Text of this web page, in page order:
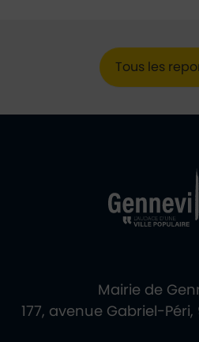
Tous les
Mairie de
177, avenue Gabriel-